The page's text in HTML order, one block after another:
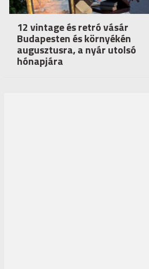
12 vintage és retró vásár
Budapesten és környékén
augusztusra, a nyár utolsó
hónapjára